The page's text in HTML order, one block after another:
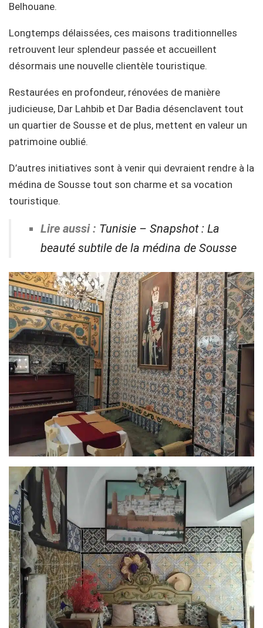
Belhouane.
Longtemps délaissées, ces maisons traditionnelles
retrouvent leur splendeur passée et accueillent
désormais une nouvelle clientèle touristique.
Restaurées en profondeur, rénovées de manière
judicieuse, Dar Lahbib et Dar Badia désenclavent tout
un quartier de Sousse et de plus, mettent en valeur un
patrimoine oublié.
D’autres initiatives sont à venir qui devraient rendre à la
médina de Sousse tout son charme et sa vocation
touristique.
Lire aussi : Tunisie – Snapshot : La
beauté subtile de la médina de Sousse